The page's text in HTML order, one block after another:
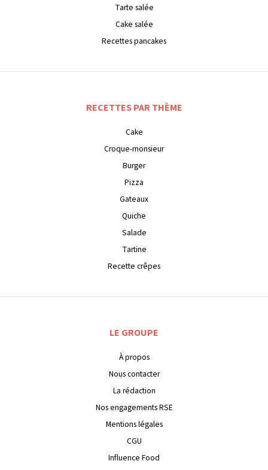
Tarte salée
Cake salée
Recettes pancakes
RECETTES PAR THÈME
Cake
Croque-monsieur
Burger
Pizza
Gateaux
Quiche
Salade
Tartine
Recette crêpes
LE GROUPE
À propos
Nous contacter
La rédaction
Nos engagements RSE
Mentions légales
CGU
Influence Food